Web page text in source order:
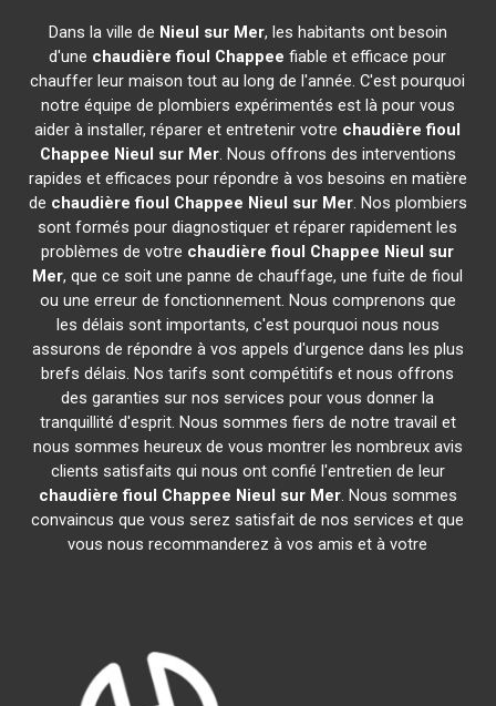
Dans la ville de Nieul sur Mer, les habitants ont besoin
d'une chaudière fioul Chappee fiable et efficace pour
chauffer leur maison tout au long de l'année. C'est pourquoi
notre équipe de plombiers expérimentés est là pour vous
aider à installer, réparer et entretenir votre chaudière fioul
Chappee Nieul sur Mer. Nous offrons des interventions
rapides et efficaces pour répondre à vos besoins en matière
de chaudière fioul Chappee Nieul sur Mer. Nos plombiers
sont formés pour diagnostiquer et réparer rapidement les
problèmes de votre chaudière fioul Chappee Nieul sur
Mer, que ce soit une panne de chauffage, une fuite de fioul
ou une erreur de fonctionnement. Nous comprenons que
les délais sont importants, c'est pourquoi nous nous
assurons de répondre à vos appels d'urgence dans les plus
brefs délais. Nos tarifs sont compétitifs et nous offrons
des garanties sur nos services pour vous donner la
tranquillité d'esprit. Nous sommes fiers de notre travail et
nous sommes heureux de vous montrer les nombreux avis
clients satisfaits qui nous ont confié l'entretien de leur
chaudière fioul Chappee Nieul sur Mer. Nous sommes
convaincus que vous serez satisfait de nos services et que
vous nous recommanderez à vos amis et à votre